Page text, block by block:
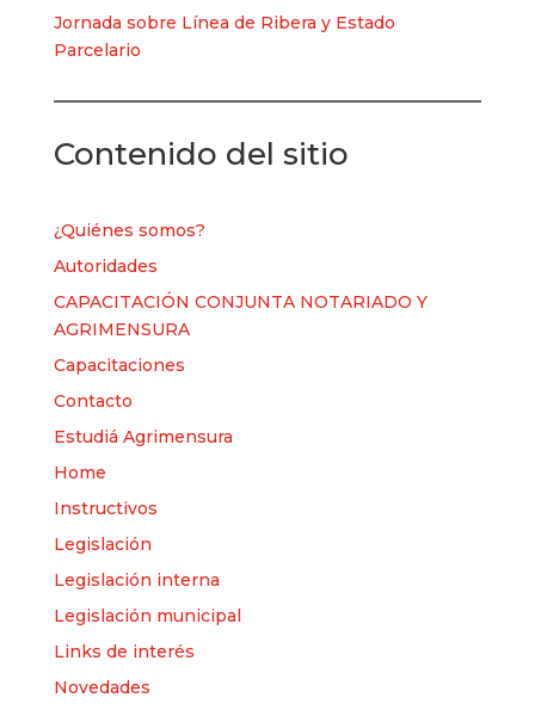
Jornada sobre Línea de Ribera y Estado
Parcelario
Contenido del sitio
¿Quiénes somos?
Autoridades
CAPACITACIÓN CONJUNTA NOTARIADO Y
AGRIMENSURA
Capacitaciones
Contacto
Estudiá Agrimensura
Home
Instructivos
Legislación
Legislación interna
Legislación municipal
Links de interés
Novedades